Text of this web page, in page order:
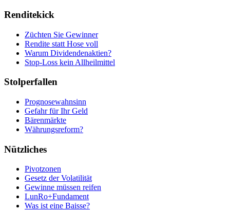
Renditekick
Züchten Sie Gewinner
Rendite statt Hose voll
Warum Dividendenaktien?
Stop-Loss kein Allheilmittel
Stolperfallen
Prognosewahnsinn
Gefahr für Ihr Geld
Bärenmärkte
Währungsreform?
Nützliches
Pivotzonen
Gesetz der Volatilität
Gewinne müssen reifen
LunRo+Fundament
Was ist eine Baisse?